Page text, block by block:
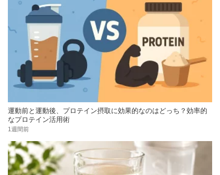
運動前と運動後、プロテイン摂取に効果的なのはどっち？効率的
なプロテイン活用術
1週間前